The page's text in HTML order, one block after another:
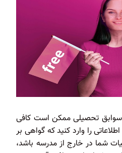
سوابق تحصیلی ممکن است کافی
را وارد کنید که گواهی بر
شما در خارج از مدرسه باشد،